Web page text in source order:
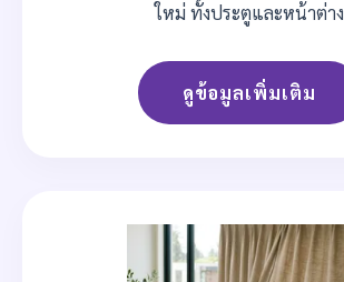
ใหม่ ทั้งประตูและหน้าต่าง
ดูข้อมูลเพิ่มเติม